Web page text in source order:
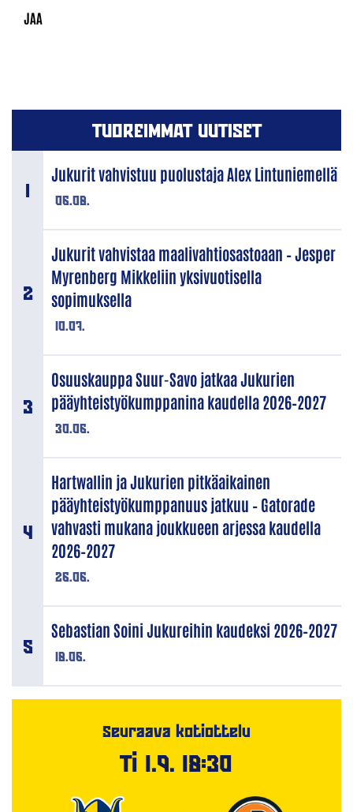
TUOREIMMAT UUTISET
06.08.
Jukurit vahvistuu puolustaja Alex Lintuniemellä
10.07.
Jukurit vahvistaa maalivahtiosastoaan – Jesper
Myrenberg Mikkeliin yksivuotisella
sopimuksella
30.06.
Osuuskauppa Suur-Savo jatkaa Jukurien
pääyhteistyökumppanina kaudella 2026–2027
26.06.
Hartwallin ja Jukurien pitkäaikainen
pääyhteistyökumppanuus jatkuu – Gatorade
vahvasti mukana joukkueen arjessa kaudella
2026–2027
18.06.
Sebastian Soini Jukureihin kaudeksi 2026–2027
Seuraava kotiottelu
Ti 1.9. 18:30